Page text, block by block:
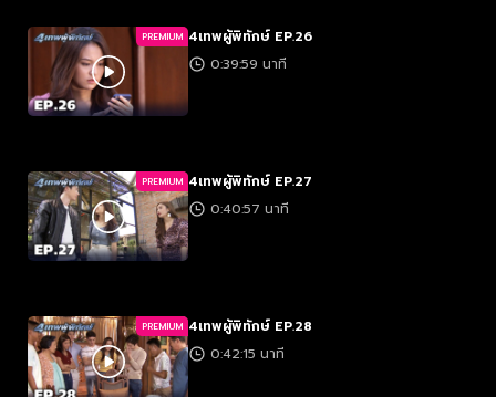
PREMIUM 4เทพผู้พิทักษ์ EP.26
0:39:59 นาที
PREMIUM 4เทพผู้พิทักษ์ EP.27
0:40:57 นาที
PREMIUM 4เทพผู้พิทักษ์ EP.28
0:42:15 นาที